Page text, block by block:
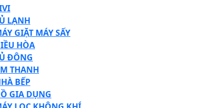
LẠNH
GIẶT MÁY SẤY
HÒA
ĐÔNG
THANH
BẾP
GIA DỤNG